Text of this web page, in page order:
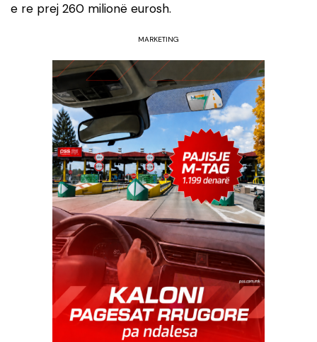
e re prej 260 milionë eurosh.
MARKETING